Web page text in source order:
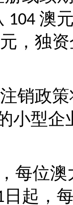
104 澳
，独
销政
小型
每位
日起，